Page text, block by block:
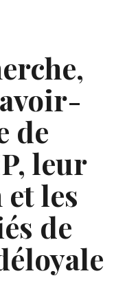
de
leur
les
de